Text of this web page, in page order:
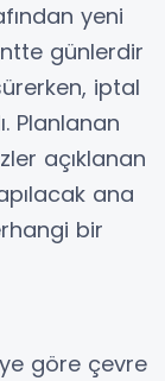
yeni
günlerdir
iptal
Planlanan
açıklanan
ana
bir
göre çevre